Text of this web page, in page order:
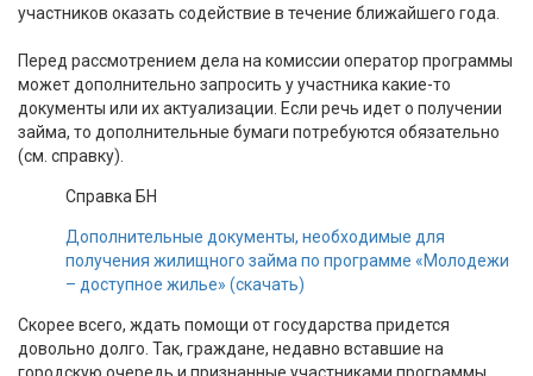
участников оказать содействие в течение ближайшего года.
Перед рассмотрением дела на комиссии оператор программы
может дополнительно запросить у участника какие-то
документы или их актуализации. Если речь идет о получении
займа, то дополнительные бумаги потребуются обязательно
(см. справку).
Справка БН
Дополнительные документы, необходимые для
получения жилищного займа по программе «Молодежи
– доступное жилье» (скачать)
Скорее всего, ждать помощи от государства придется
довольно долго. Так, граждане, недавно вставшие на
городскую очередь и признанные участниками программы,